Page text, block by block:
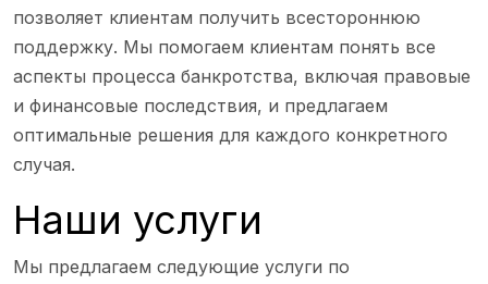
позволяет клиентам получить всестороннюю
поддержку. Мы помогаем клиентам понять все
аспекты процесса банкротства, включая правовые
и финансовые последствия, и предлагаем
оптимальные решения для каждого конкретного
случая.
Наши услуги
Мы предлагаем следующие услуги по